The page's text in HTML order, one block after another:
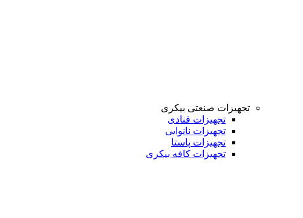
تجهیزات صنعتی بیکری
تجهیزات قنادی
تجهیزات نانوایی
تجهیزات پاستا
تجهیزات کافه بیکری